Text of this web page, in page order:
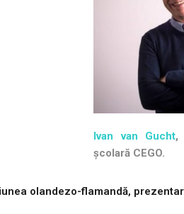
Ivan van Gucht,
școlară CEGO.
olandezo-flamandă,